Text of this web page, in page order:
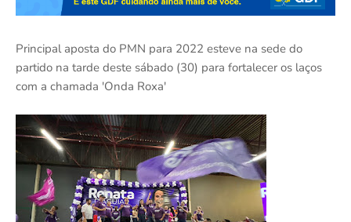
Principal aposta do PMN para 2022 esteve na sede do
partido na tarde deste sábado (30) para fortalecer os laços
com a chamada 'Onda Roxa'